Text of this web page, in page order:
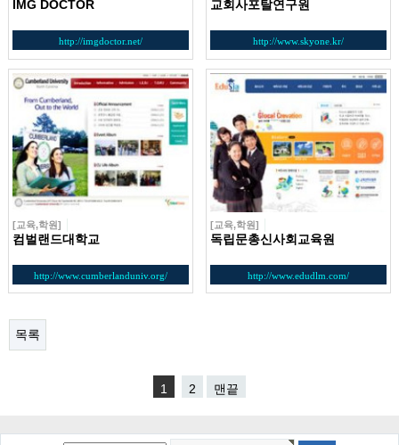
IMG DOCTOR
http://imgdoctor.net/
교회사포탈연구원
http://www.skyone.kr/
[교육,학원]
컴벌랜드대학교
http://www.cumberlanduniv.org/
[교육,학원]
독립문총신사회교육원
http://www.edudlm.com/
목록
1 2 맨끝